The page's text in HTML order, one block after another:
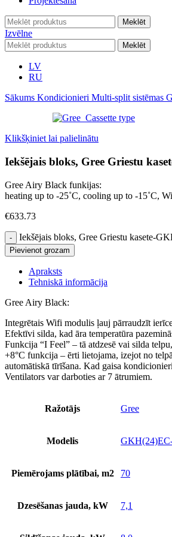
Meklēt
Izvēlne
Meklēt
LV
RU
Sākums Kondicionieri Multi-split sistēmas
Klikšķiniet lai palielinātu
Iekšējais bloks, Gree Griestu
Gree Airy Black funkijas:
heating up to -25˚C, cooling up to -15˚C,
€633.73
Iekšējais bloks, Gree Griestu kasete-
Pievienot grozam
Apraksts
Tehniskā informācija
Gree Airy Black:
Integrētais Wifi modulis ļauj pārraudzīt
Efektīvi silda, kad āra temperatūra
Funkcija “I Feel” – tā atdzesē vai silda
+8°C funkcija – ērti lietojama, izejot no
automātiskā tīrīšana. Kad gaisa
Ventilators var darboties ar 7 ātrumiem.
Ražotājs Gree
Modelis
Piemērojams plātībai, m2 70
Dzesēšanas jauda, kW 7,1